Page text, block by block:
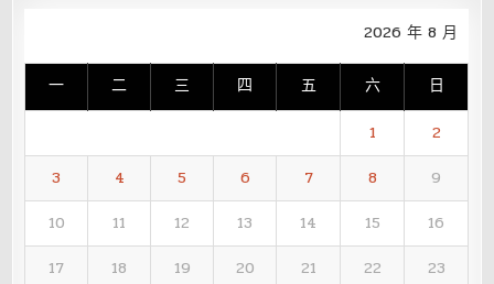
2026 年 8 月
一 二 三 四 五 六 日
1
2
3
4 5 6 7 8
9
10
11 12 13 14 15
16
17
18 19 20 21 22
23